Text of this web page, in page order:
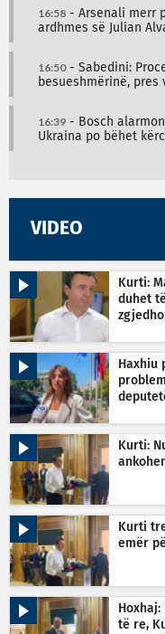
16:58 - Arsenali merr
ardhmes së Julian
16:50- Sabedini:
besueshmërinë,
16:39 - Bosch
Ukraina po bëhet
VIDEO
Kurti:
duhet
Haxhiu
Kurti:
Kurti
emër
të re,